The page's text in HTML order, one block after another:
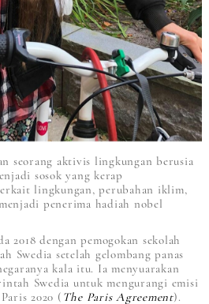
seorang aktivis lingkungan berusia
sosok yang kerap
lingkungan, perubahan iklim,
penerima hadiah nobel
2018 dengan pemogokan sekolah
Swedia setelah gelombang panas
kala itu. Ia menyuarakan
Swedia untuk mengurangi emisi
2020 ( The Paris Agreement).